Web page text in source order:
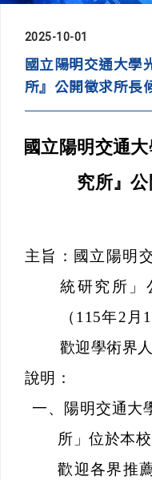
2025-10-01
國立陽明交通大學
所』公開徵求所長
國立陽明交通
究所』
主旨：國立陽明
統研究所」
（ 115年2 月 1
歡迎學術界
說明：
一、 陽明交通大
所」位於本
歡迎各界推